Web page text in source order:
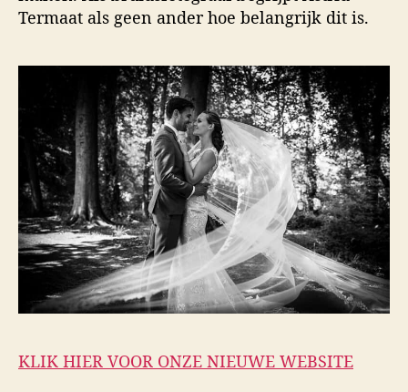
e
Termaat als geen ander hoe belangrijk dit is.
KLIK HIER VOOR ONZE NIEUWE WEBSITE